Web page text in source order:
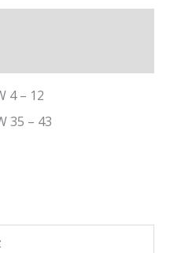
– 12
– 43